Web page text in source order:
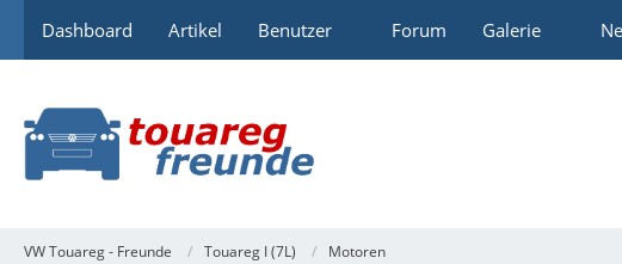
Dashboard Artikel Benutzer Forum Galerie
VW Touareg - Freunde Touareg I (7L) Motoren